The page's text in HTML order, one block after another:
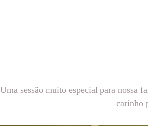
Uma sessão muito especial para nossa
carinho